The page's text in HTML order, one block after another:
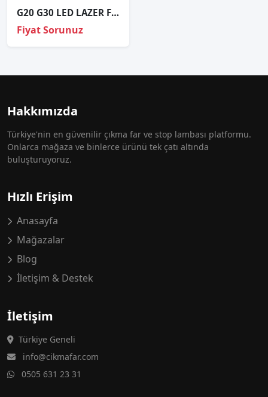
G20 G30 LED LAZER FAR BEYNİ 5A0AFB9-01 5A0AFB901 5 A0A FB9-01
Fiyat Sorunuz
Hakkımızda
Türkiye'nin en güvenilir çıkma far ve stop lambası platformu.
Onlarca mağaza ve binlerce ürünü tek çatı altında
buluşturuyoruz.
Hızlı Erişim
Anasayfa
Mağazalar
Blog
İletişim & Destek
İletişim
Türkiye Geneli
info@cikmafar.com
0505 631 23 31